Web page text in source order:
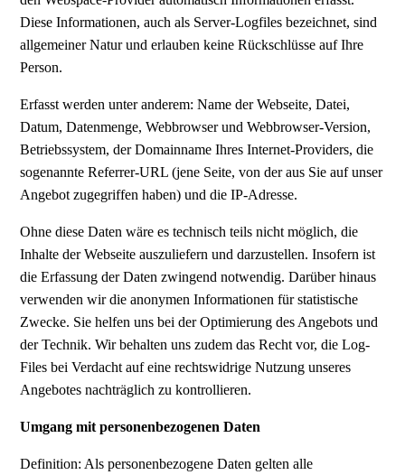
Diese Informationen, auch als Server-Logfiles bezeichnet, sind
allgemeiner Natur und erlauben keine Rückschlüsse auf Ihre
Person.
Erfasst werden unter anderem: Name der Webseite, Datei,
Datum, Datenmenge, Webbrowser und Webbrowser-Version,
Betriebssystem, der Domainname Ihres Internet-Providers, die
sogenannte Referrer-URL (jene Seite, von der aus Sie auf unser
Angebot zugegriffen haben) und die IP-Adresse.
Ohne diese Daten wäre es technisch teils nicht möglich, die
Inhalte der Webseite auszuliefern und darzustellen. Insofern ist
die Erfassung der Daten zwingend notwendig. Darüber hinaus
verwenden wir die anonymen Informationen für statistische
Zwecke. Sie helfen uns bei der Optimierung des Angebots und
der Technik. Wir behalten uns zudem das Recht vor, die Log-
Files bei Verdacht auf eine rechtswidrige Nutzung unseres
Angebotes nachträglich zu kontrollieren.
Umgang mit personenbezogenen Daten
Definition: Als personenbezogene Daten gelten alle